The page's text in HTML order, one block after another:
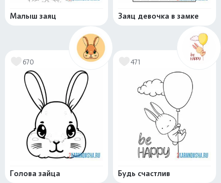
Малыш заяц Заяц девочка в замке
670
Голова зайца
471
Будь счастлив